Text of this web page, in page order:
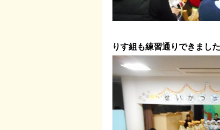
りす組も練習通りできまし